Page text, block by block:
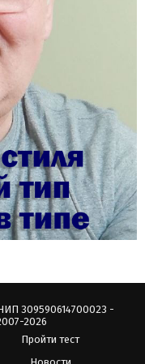
309590614700023 -
2026
Пройти тест